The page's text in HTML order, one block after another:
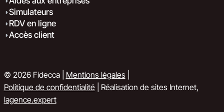
Simulateurs
RDV en ligne
Accès client
© 2026 Fidecca | Mentions légales|
Politique de confidentialité| Réalisation de sites Internet,
lagence.expert